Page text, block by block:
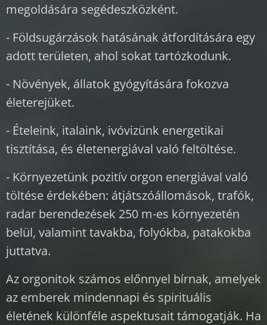
megoldására segédeszközként.
- Földsugárzások hatásának átfordítására egy
adott területen, ahol sokat tartózkodunk.
- Növények, állatok gyógyítására fokozva
életerejüket.
- Ételeink, italaink, ivóvizünk energetikai
tisztítása, és életenergiával való feltöltése.
- Környezetünk pozitív orgon energiával való
töltése érdekében: átjátszóállomások, trafók,
radar berendezések 250 m-es környezetén
belül, valamint tavakba, folyókba, patakokba
juttatva.
Az orgonitok számos előnnyel bírnak, amelyek
az emberek mindennapi és spirituális
életének különféle aspektusait támogatják. Ha